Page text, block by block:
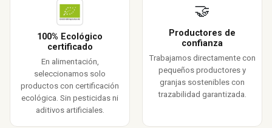
100% Ecológico
certificado
En alimentación,
seleccionamos solo
productos con certificación
ecológica. Sin pesticidas ni
aditivos artificiales.
🤝
Productores de
confianza
Trabajamos directamente con
pequeños productores y
granjas sostenibles con
trazabilidad garantizada.